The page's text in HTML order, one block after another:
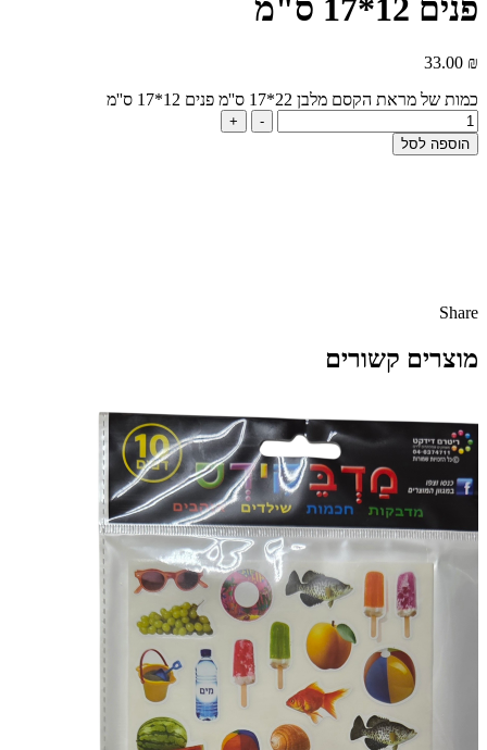
פנים 12*17 ס"מ
33.00 ₪
כמות של מראת הקסם מלבן 22*17 ס''מ פנים 12*17 ס''מ
-
+
הוספה לסל
Share
מוצרים קשורים